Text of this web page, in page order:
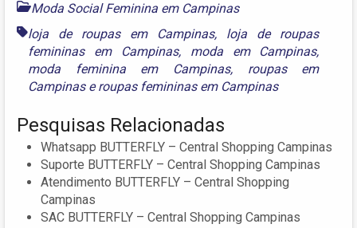
Moda Social Feminina em Campinas
loja de roupas em Campinas, loja de roupas
femininas em Campinas, moda em Campinas,
moda feminina em Campinas, roupas em
Campinaseroupas femininas em Campinas
Pesquisas Relacionadas
Whatsapp BUTTERFLY – Central Shopping Campinas
Suporte BUTTERFLY – Central Shopping Campinas
Atendimento BUTTERFLY – Central Shopping
Campinas
SAC BUTTERFLY – Central Shopping Campinas